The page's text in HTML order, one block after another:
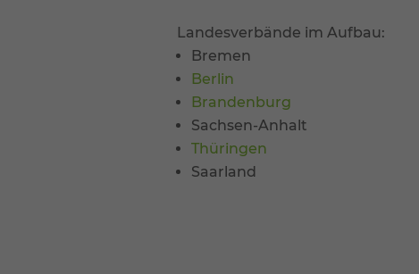
Landesverbände im Aufbau:
Bremen
Berlin
Brandenburg
Sachsen-Anhalt
Thüringen
Saarland